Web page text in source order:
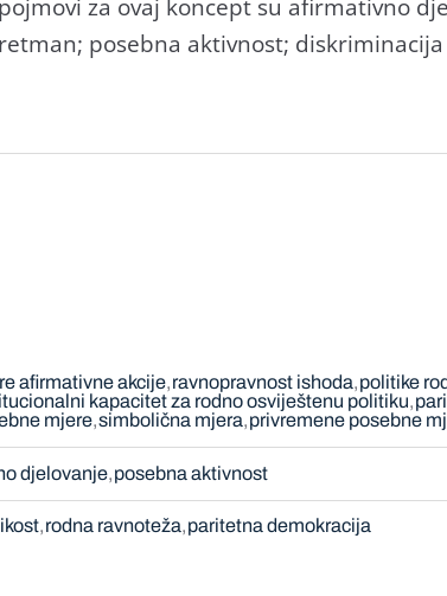
za ovaj koncept su afirmativno
posebna aktivnost;
afirmativne akcije ravnopravnost ishoda politike
kapacitet za rodno osviještenu politiku
mjere simbolična mjera privremene posebne
djelovanje posebna aktivnost
rodna ravnoteža paritetna demokracija